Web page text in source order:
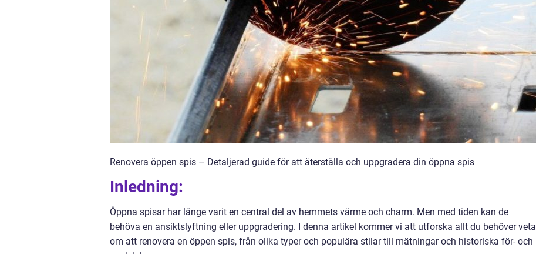
Renovera öppen spis – Detaljerad guide för att återställa och uppgradera din öppna spis
Inledning:
Öppna spisar har länge varit en central del av hemmets värme och charm. Men med tiden kan de
behöva en ansiktslyftning eller uppgradering. I denna artikel kommer vi att utforska allt du behöver veta
om att renovera en öppen spis, från olika typer och populära stilar till mätningar och historiska för- och